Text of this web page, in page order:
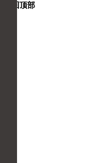
返回顶部